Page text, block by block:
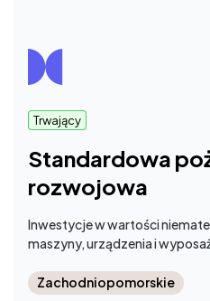
Trwający
Standardowa
rozwojowa
Inwestycje w wartości
maszyny, urządzenia i
Zachodniopomorskie